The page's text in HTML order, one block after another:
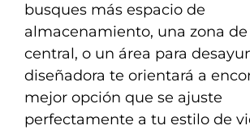
busques más espacio de
almacenamiento, una zona
central, o un área para
diseñadora te orientará a
mejor opción que se ajuste
perfectamente a tu estilo de